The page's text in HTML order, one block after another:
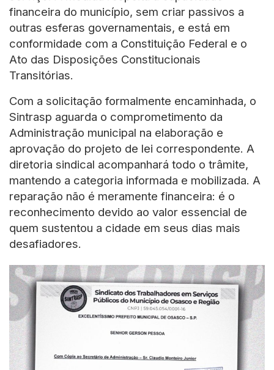
financeira do município, sem criar passivos a
outras esferas governamentais, e está em
conformidade com a Constituição Federal e o
Ato das Disposições Constitucionais
Transitórias.
Com a solicitação formalmente encaminhada, o
Sintrasp aguarda o comprometimento da
Administração municipal na elaboração e
aprovação do projeto de lei correspondente. A
diretoria sindical acompanhará todo o trâmite,
mantendo a categoria informada e mobilizada. A
reparação não é meramente financeira: é o
reconhecimento devido ao valor essencial de
quem sustentou a cidade em seus dias mais
desafiadores.